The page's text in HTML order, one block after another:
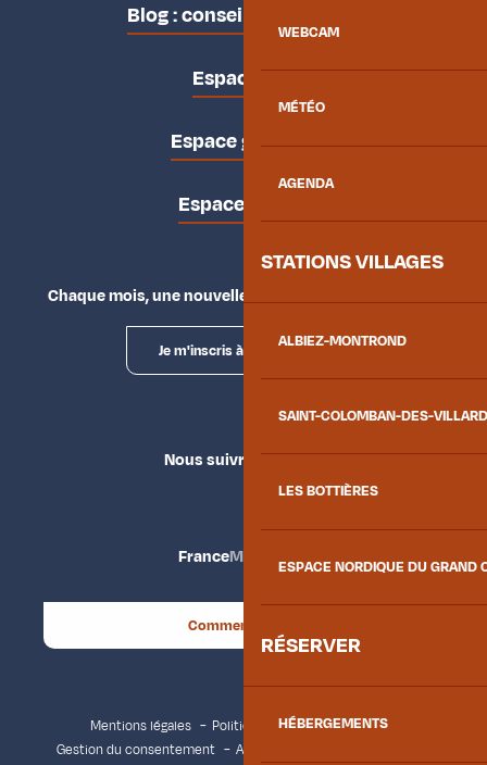
WEBCAM
MÉTÉO
AGENDA
STATIONS VILLAGES
ALBIEZ-MONTROND
SAINT-COLOMBAN-DES-
LES BOTTIÈRES
ESPACE NORDIQUE DU GRAND
RÉSERVER
HÉBERGEMENTS
Blog : conseils des locaux
Espace pro
Espace groupes
Espace presse
Chaque mois, une nouvelle façon d'explorer la vallée.
Je m'inscris à la newsletter
Nous suivre
FranceMaurienne
Comment venir ?
Mentions légales
Politique de confidentialité
Gestion du consentement
Accessibilité : non conforme